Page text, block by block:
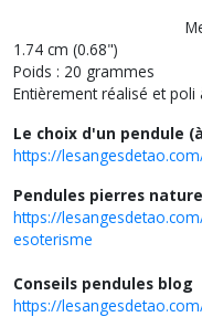
1.74 cm (0.68")
Poids : 20 grammes
Entièrement réalisé et poli
Le choix d'un pendule
https://
Pendules pierres
https://
esoterisme
Conseils pendules blog
https://